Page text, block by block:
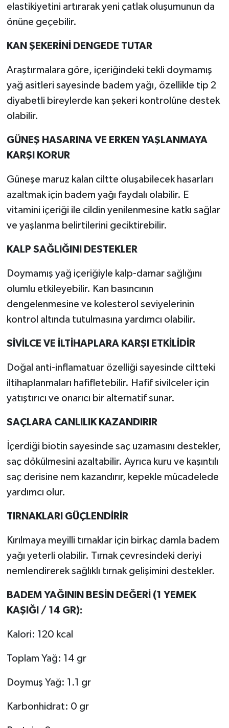
elastikiyetini artırarak yeni çatlak oluşumunun da
önüne geçebilir.
KAN ŞEKERİNİ DENGEDE TUTAR
Araştırmalara göre, içeriğindeki tekli doymamış
yağ asitleri sayesinde badem yağı, özellikle tip 2
diyabetli bireylerde kan şekeri kontrolüne destek
olabilir.
GÜNEŞ HASARINA VE ERKEN YAŞLANMAYA
KARŞI KORUR
Güneşe maruz kalan ciltte oluşabilecek hasarları
azaltmak için badem yağı faydalı olabilir. E
vitamini içeriği ile cildin yenilenmesine katkı sağlar
ve yaşlanma belirtilerini geciktirebilir.
KALP SAĞLIĞINI DESTEKLER
Doymamış yağ içeriğiyle kalp-damar sağlığını
olumlu etkileyebilir. Kan basıncının
dengelenmesine ve kolesterol seviyelerinin
kontrol altında tutulmasına yardımcı olabilir.
SİVİLCE VE İLTİHAPLARA KARŞI ETKİLİDİR
Doğal anti-inflamatuar özelliği sayesinde ciltteki
iltihaplanmaları hafifletebilir. Hafif sivilceler için
yatıştırıcı ve onarıcı bir alternatif sunar.
SAÇLARA CANLILIK KAZANDIRIR
İçerdiği biotin sayesinde saç uzamasını destekler,
saç dökülmesini azaltabilir. Ayrıca kuru ve kaşıntılı
saç derisine nem kazandırır, kepekle mücadelede
yardımcı olur.
TIRNAKLARI GÜÇLENDİRİR
Kırılmaya meyilli tırnaklar için birkaç damla badem
yağı yeterli olabilir. Tırnak çevresindeki deriyi
nemlendirerek sağlıklı tırnak gelişimini destekler.
BADEM YAĞININ BESİN DEĞERİ (1 YEMEK
KAŞIĞI / 14 GR):
Kalori: 120 kcal
Toplam Yağ: 14 gr
Doymuş Yağ: 1.1 gr
Karbonhidrat: 0 gr